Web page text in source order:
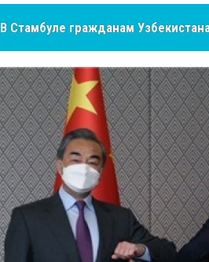
NCS Jeans: турецкий бренд,